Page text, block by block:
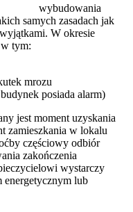
wybudowania
samych zasadach jak
W okresie
tym:
mrozu
posiada alarm)
jest moment uzyskania
zamieszkania w lokalu
częściowy odbiór
zakończenia
wystarczy
energetycznym lub